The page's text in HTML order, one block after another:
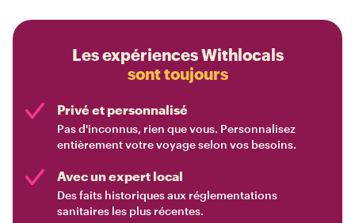
Les expériences Withlocals
sont toujours
Privé et personnalisé
Pas d'inconnus, rien que vous. Personnalisez
entièrement votre voyage selon vos besoins.
Avec un expert local
Des faits historiques aux réglementations
sanitaires les plus récentes.